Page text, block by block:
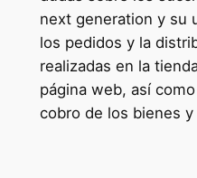
next generation y su
los pedidos y la
realizadas en la
página web, así
cobro de los bienes